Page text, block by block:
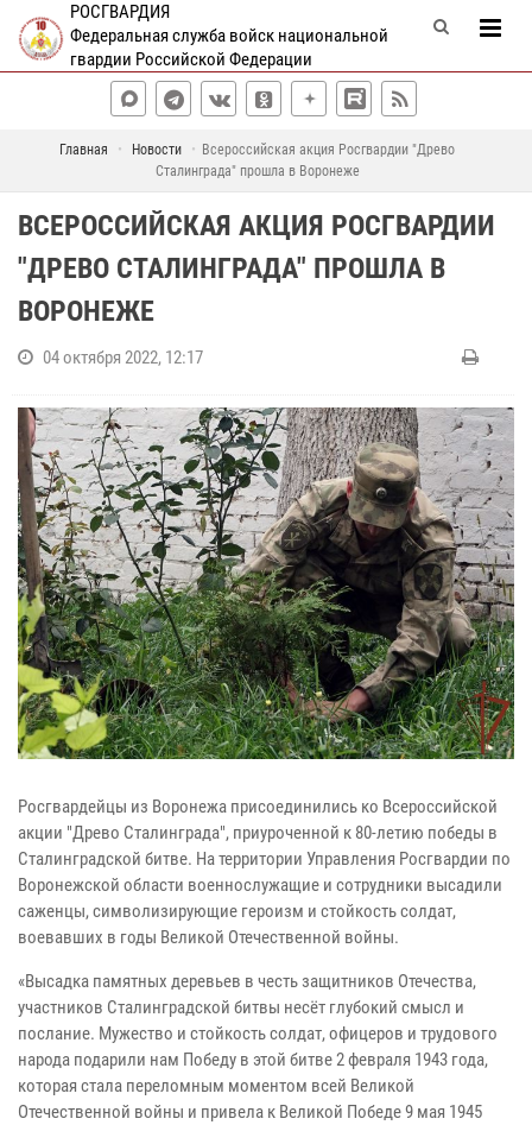
РОСГВАРДИЯ
Федеральная служба войск национальной
гвардии Российской Федерации
Главная Новости
Всероссийская акция Росгвардии "Древо
Сталинграда" прошла в Воронеже
ВСЕРОССИЙСКАЯ АКЦИЯ РОСГВАРДИИ
"ДРЕВО СТАЛИНГРАДА" ПРОШЛА В
ВОРОНЕЖЕ
04 октября 2022, 12:17
Росгвардейцы из Воронежа присоединились ко Всероссийской
акции "Древо Сталинграда", приуроченной к 80-летию победы в
Сталинградской битве. На территории Управления Росгвардии по
Воронежской области военнослужащие и сотрудники высадили
саженцы, символизирующие героизм и стойкость солдат,
воевавших в годы Великой Отечественной войны.
«Высадка памятных деревьев в честь защитников Отечества,
участников Сталинградской битвы несёт глубокий смысл и
послание. Мужество и стойкость солдат, офицеров и трудового
народа подарили нам Победу в этой битве 2 февраля 1943 года,
которая стала переломным моментом всей Великой
Отечественной войны и привела к Великой Победе 9 мая 1945